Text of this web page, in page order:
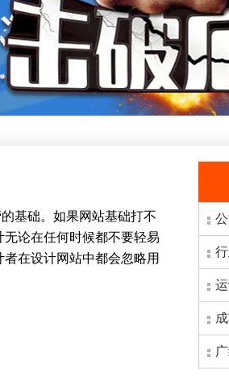
基础。如果网站基础打不
论在任何时候都不要轻易
在设计网站中都会忽略用